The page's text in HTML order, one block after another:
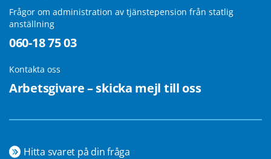
Frågor om administration av tjänstepension från statlig
anställning
060-18 75 03
Kontakta oss
Arbetsgivare – skicka mejl till oss
Hitta svaret på din fråga